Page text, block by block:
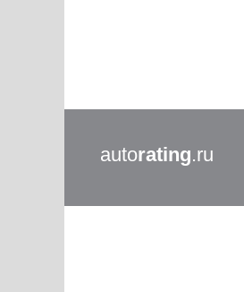
autorating.ru